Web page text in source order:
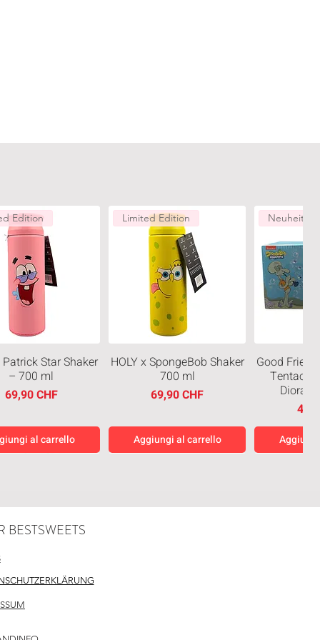
Edition
Patrick Star Shaker
– 700 ml
Prezzo
69,90 CHF
al carrello
Limited Edition
HOLY x SpongeBob Shaker
700 ml
Prezzo
69,90 CHF
Aggiungi al carrello
Neuheiten
Good
Bite Creamy
BESTSWEETS